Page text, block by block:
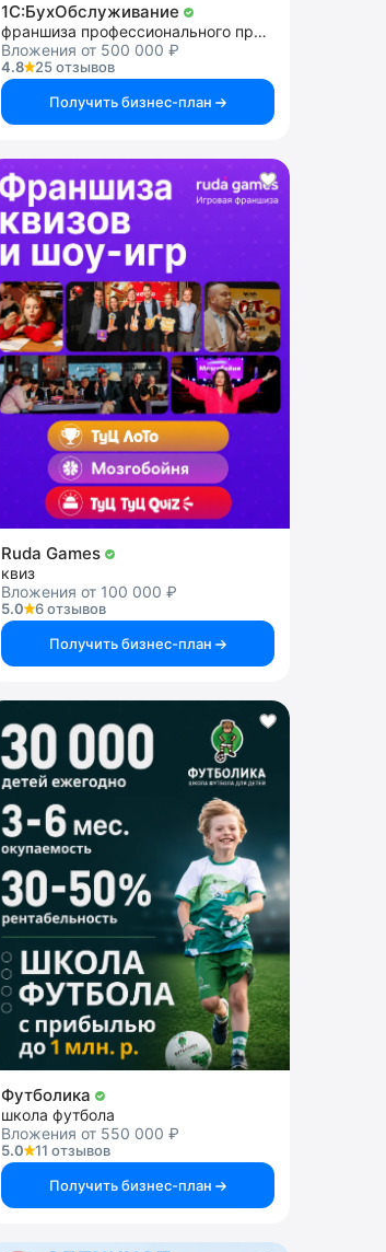
1C:БухОбслуживание
франшиза профессионального программного обеспечения
Вложения от 500 000 ₽
4.8
25 отзывов
Получить бизнес-план
Ruda Games
квиз
Вложения от 100 000 ₽
5.0
6 отзывов
Получить бизнес-план
Футболика
школа футбола
Вложения от 550 000 ₽
5.0
11 отзывов
Получить бизнес-план